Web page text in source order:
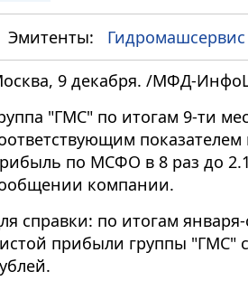
Эмитенты: Гидромашсервис
9 декабря. /МФД-
"ГМС" по итогам 9-ти
по МСФО в 8 раз до
компании.
справки: по итогам
прибыли группы "ГМС"